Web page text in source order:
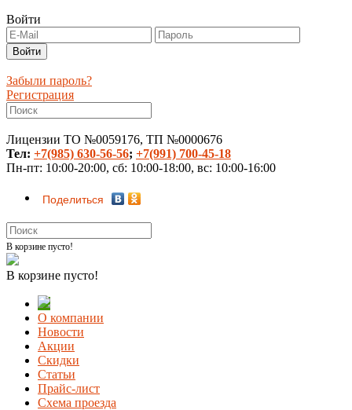
Войти
Забыли пароль?
Регистрация
Лицензии ТО №0059176, ТП №0000676
Тел: +7(985) 630-56-56; +7(991) 700-45-18
Пн-пт: 10:00-20:00, сб: 10:00-18:00, вс: 10:00-16:00
Поделиться
В корзине пусто!
В корзине пусто!
О компании
Новости
Акции
Скидки
Статьи
Прайс-лист
Схема проезда